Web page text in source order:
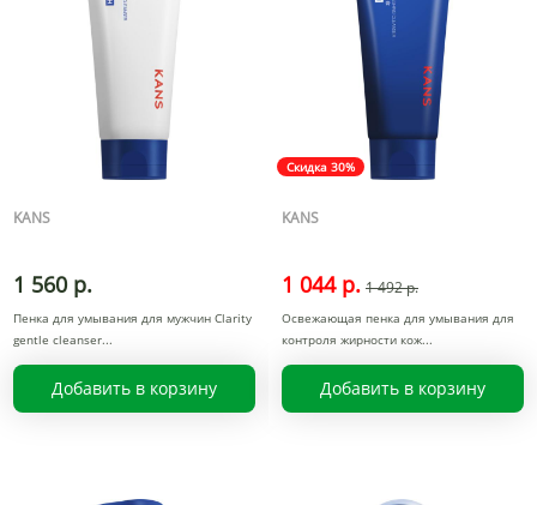
KANS
1 560 р.
Пенка для умывания для мужчин Clarity
gentle cleanser
Добавить в корзину
Скидка 30%
KANS
1 044 р. 1 492 р.
Освежающая пенка для умывания для
контроля жирности кож
Добавить в корзину